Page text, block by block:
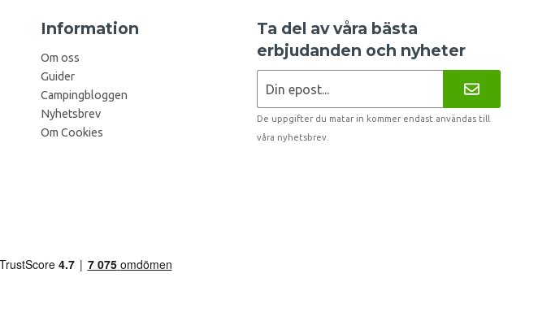
Information
Om oss
Guider
Campingbloggen
Nyhetsbrev
Om Cookies
Ta del av våra bästa
erbjudanden och nyheter
De uppgifter du matar in kommer endast användas till
våra nyhetsbrev.